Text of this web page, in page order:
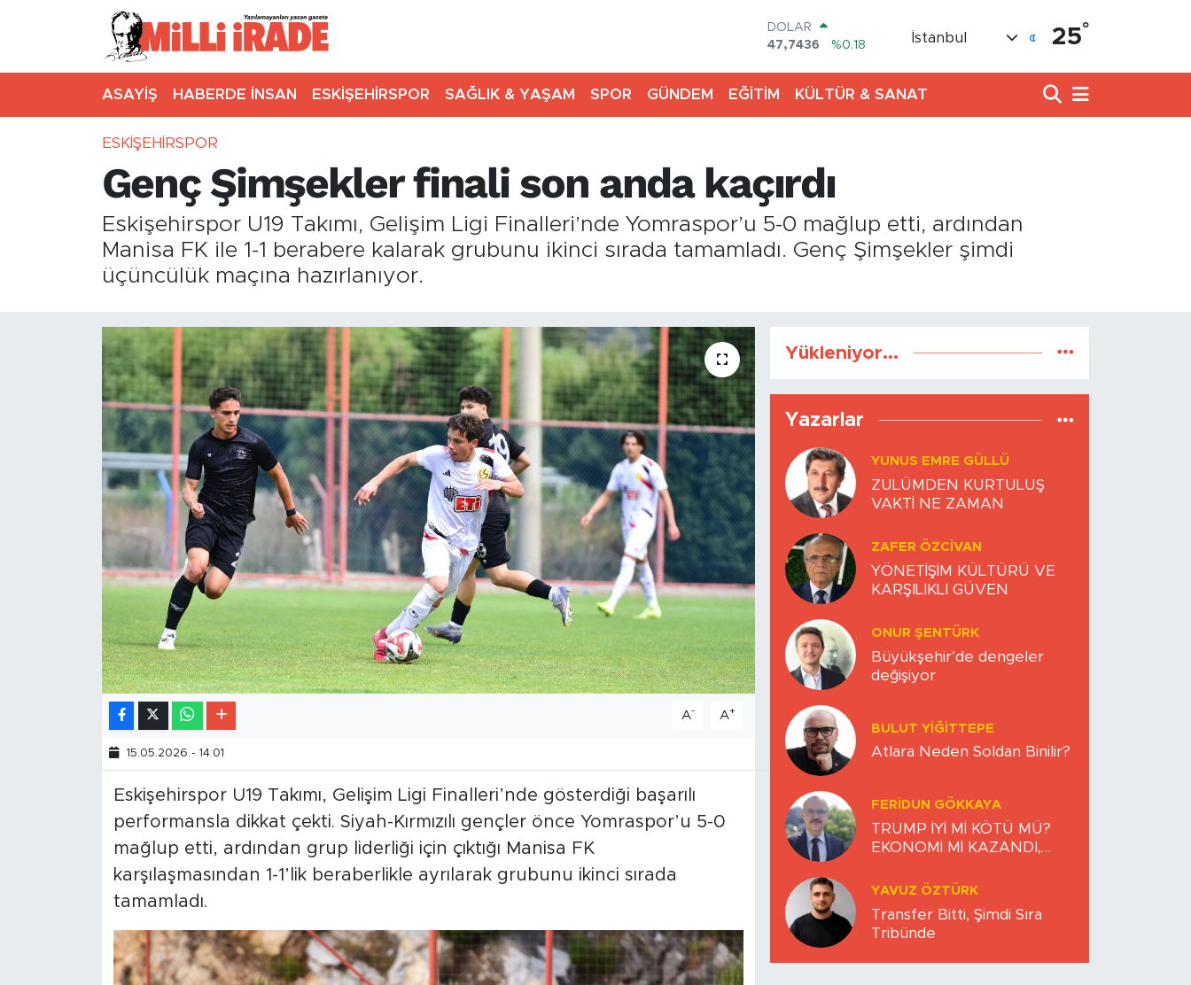
47,7436
EURO
STERLİN
64,4811
%0.38
BITCOIN
64.944,08
İstanbul 25°
ASAYİŞ HABERDE İNSAN ESKİŞEHİRSPOR SAĞLIK & YAŞAM SPOR GÜNDEM EĞİTİM KÜLTÜR & SANAT
ESKİŞEHİRSPOR
Genç Şimşekler finali son anda kaçırdı
Eskişehirspor U19 Takımı, Gelişim Ligi Finalleri’nde Yomraspor’u 5-0 mağlup etti, ardından
Manisa FK ile 1-1 berabere kalarak grubunu ikinci sırada tamamladı. Genç Şimşekler şimdi
üçüncülük maçına hazırlanıyor.
A- A+
15.05.2026 - 14:01
Eskişehirspor U19 Takımı, Gelişim Ligi Finalleri’nde gösterdiği başarılı
performansla dikkat çekti. Siyah-Kırmızılı gençler önce Yomraspor’u 5-0
mağlup etti, ardından grup liderliği için çıktığı Manisa FK
karşılaşmasından 1-1’lik beraberlikle ayrılarak grubunu ikinci sırada
tamamladı.
Yükleniyor...
Yazarlar
YUNUS EMRE GÜLLÜ
ZULÜMDEN KURTULUŞ
VAKTİ NE ZAMAN
ZAFER ÖZCIVAN
YÖNETİŞİM KÜLTÜRÜ VE
KARŞILIKLI GÜVEN
ONUR ŞENTÜRK
Büyükşehir’de dengeler
değişiyor
BULUT YİĞİTTEPE
Atlara Neden Soldan Binilir?
FERIDUN GÖKKAYA
TRUMP İYİ Mİ KÖTÜ MÜ?
EKONOMİ Mİ KAZANDI,
YAVUZ ÖZTÜRK
Transfer Bitti, Şimdi Sıra
Tribünde